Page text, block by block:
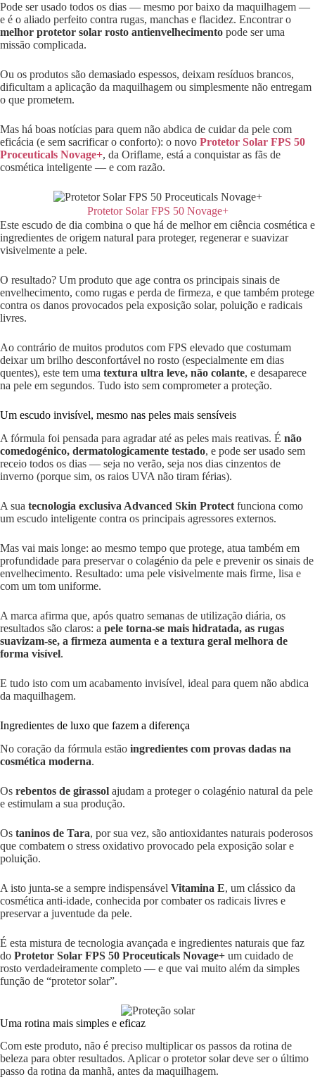
Pode ser usado todos os dias — mesmo por baixo da maquilhagem —
e é o aliado perfeito contra rugas, manchas e flacidez. Encontrar o
melhor protetor solar rosto antienvelhecimento pode ser uma
missão complicada.
Ou os produtos são demasiado espessos, deixam resíduos brancos,
dificultam a aplicação da maquilhagem ou simplesmente não entregam
o que prometem.
Mas há boas notícias para quem não abdica de cuidar da pele com
eficácia (e sem sacrificar o conforto): o novo Protetor Solar FPS 50
Proceuticals Novage+, da Oriflame, está a conquistar as fãs de
cosmética inteligente — e com razão.
Protetor Solar FPS 50 Novage+
Este escudo de dia combina o que há de melhor em ciência cosmética e
ingredientes de origem natural para proteger, regenerar e suavizar
visivelmente a pele.
O resultado? Um produto que age contra os principais sinais de
envelhecimento, como rugas e perda de firmeza, e que também protege
contra os danos provocados pela exposição solar, poluição e radicais
livres.
Ao contrário de muitos produtos com FPS elevado que costumam
deixar um brilho desconfortável no rosto (especialmente em dias
quentes), este tem uma textura ultra leve, não colante, e desaparece
na pele em segundos. Tudo isto sem comprometer a proteção.
Um escudo invisível, mesmo nas peles mais sensíveis
A fórmula foi pensada para agradar até as peles mais reativas. É não
comedogénico, dermatologicamente testado, e pode ser usado sem
receio todos os dias — seja no verão, seja nos dias cinzentos de
inverno (porque sim, os raios UVA não tiram férias).
A sua tecnologia exclusiva Advanced Skin Protect funciona como
um escudo inteligente contra os principais agressores externos.
Mas vai mais longe: ao mesmo tempo que protege, atua também em
profundidade para preservar o colagénio da pele e prevenir os sinais de
envelhecimento. Resultado: uma pele visivelmente mais firme, lisa e
com um tom uniforme.
A marca afirma que, após quatro semanas de utilização diária, os
resultados são claros: a pele torna-se mais hidratada, as rugas
suavizam-se, a firmeza aumenta e a textura geral melhora de
forma visível.
E tudo isto com um acabamento invisível, ideal para quem não abdica
da maquilhagem.
Ingredientes de luxo que fazem a diferença
No coração da fórmula estão ingredientes com provas dadas na
cosmética moderna.
Os rebentos de girassol ajudam a proteger o colagénio natural da pele
e estimulam a sua produção.
Os taninos de Tara, por sua vez, são antioxidantes naturais poderosos
que combatem o stress oxidativo provocado pela exposição solar e
poluição.
A isto junta-se a sempre indispensável Vitamina E, um clássico da
cosmética anti-idade, conhecida por combater os radicais livres e
preservar a juventude da pele.
É esta mistura de tecnologia avançada e ingredientes naturais que faz
do Protetor Solar FPS 50 Proceuticals Novage+ um cuidado de
rosto verdadeiramente completo — e que vai muito além da simples
função de “protetor solar”.
Uma rotina mais simples e eficaz
Com este produto, não é preciso multiplicar os passos da rotina de
beleza para obter resultados. Aplicar o protetor solar deve ser o último
passo da rotina da manhã, antes da maquilhagem.